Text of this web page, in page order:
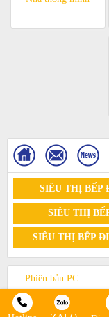
SIÊU THỊ BẾP
SIÊU THỊ
SIÊU THỊ BẾP
Phiên bản PC
© 2015.